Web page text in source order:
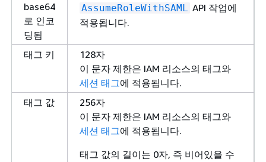
base64
로 인코
딩됨
AssumeRoleWithSAML API 작업에
적용됩니다.
태그 키
128자
이 문자 제한은 IAM 리소스의 태그와
세션 태그에 적용됩니다.
태그 값
256자
이 문자 제한은 IAM 리소스의 태그와
세션 태그에 적용됩니다.
태그 값의 길이는 0자, 즉 비어있을 수